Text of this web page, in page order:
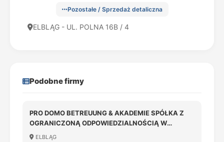
Pozostałe / Sprzedaż detaliczna
ELBLĄG - UL. POLNA 16B / 4
Podobne firmy
PRO DOMO BETREUUNG & AKADEMIE SPÓŁKA Z
OGRANICZONĄ ODPOWIEDZIALNOŚCIĄ W
LIKWIDACJI
ELBLĄG